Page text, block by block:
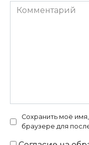
Комментарий
Сохранить моё
браузере для